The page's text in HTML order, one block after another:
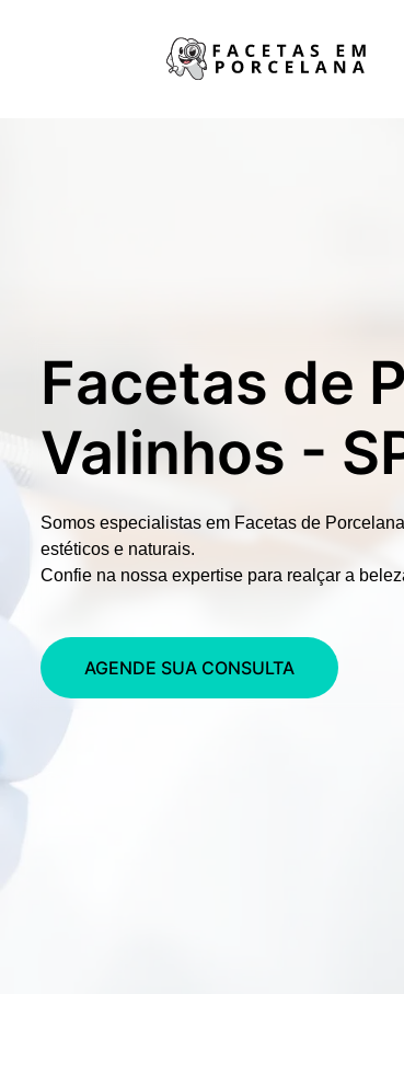
Facetas de
Valinhos -
Somos especialistas em Facetas de
estéticos e naturais.
Confie na nossa expertise para realçar a
AGENDE SUA CONSULTA